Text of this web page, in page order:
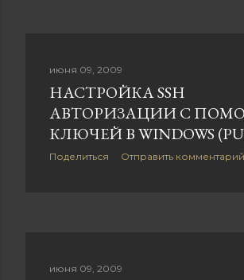
июня 09, 2009
НАСТРОЙКА SSH
АВТОРИЗАЦИИ С
КЛЮЧЕЙ В WINDOWS
Поделиться Отправить комментарий
июня 09, 2009